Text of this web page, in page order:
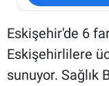
Eskişehir'de 6
Eskişehirlilere
sunuyor. Sağlık